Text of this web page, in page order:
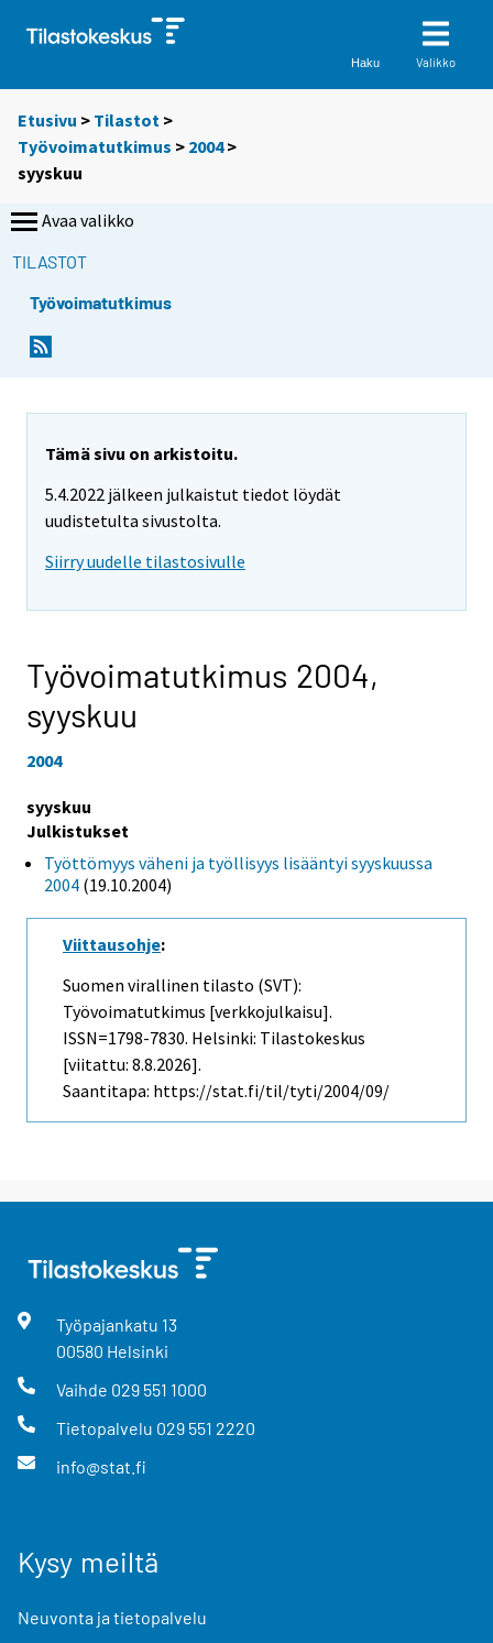
Haku Valikko
Etusivu > Tilastot >
Työvoimatutkimus > 2004>
syyskuu
Avaa valikko
TILASTOT
Työvoimatutkimus
Tämä sivu on arkistoitu.
5.4.2022 jälkeen julkaistut tiedot löydät
uudistetulta sivustolta.
Siirry uudelle tilastosivulle
Työvoimatutkimus 2004,
syyskuu
2004
syyskuu
Julkistukset
Työttömyys väheni ja työllisyys lisääntyi syyskuussa
2004 (19.10.2004)
Viittausohje:
Suomen virallinen tilasto (SVT):
Työvoimatutkimus [verkkojulkaisu].
ISSN=1798-7830. Helsinki: Tilastokeskus
[viitattu: 8.8.2026].
Saantitapa: https://stat.fi/til/tyti/2004/09/
Työpajankatu 13
00580 Helsinki
Vaihde 029 551 1000
Tietopalvelu 029 551 2220
info@stat.fi
Kysy meiltä
Neuvonta ja tietopalvelu